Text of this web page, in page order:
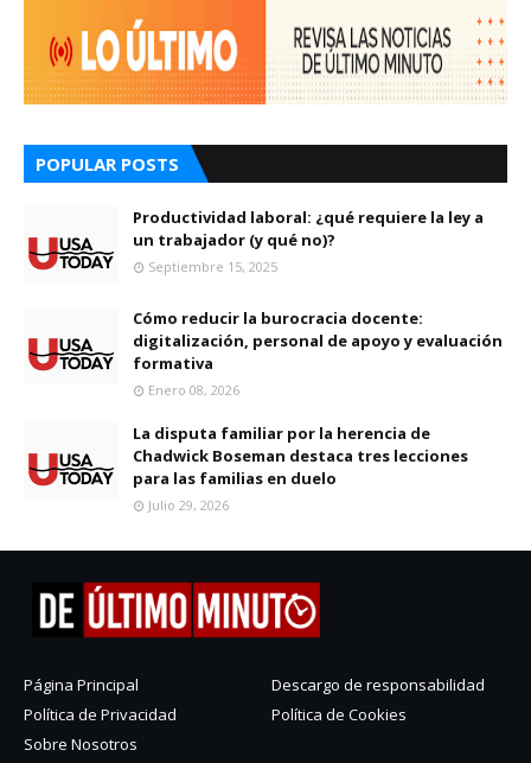
POPULAR POSTS
Productividad laboral: ¿qué requiere la ley a
un trabajador (y qué no)?
Septiembre 15, 2025
Cómo reducir la burocracia docente:
digitalización, personal de apoyo y evaluación
formativa
Enero 08, 2026
La disputa familiar por la herencia de
Chadwick Boseman destaca tres lecciones
para las familias en duelo
Julio 29, 2026
Página Principal
Descargo de responsabilidad
Política de Privacidad
Política de Cookies
Sobre Nosotros